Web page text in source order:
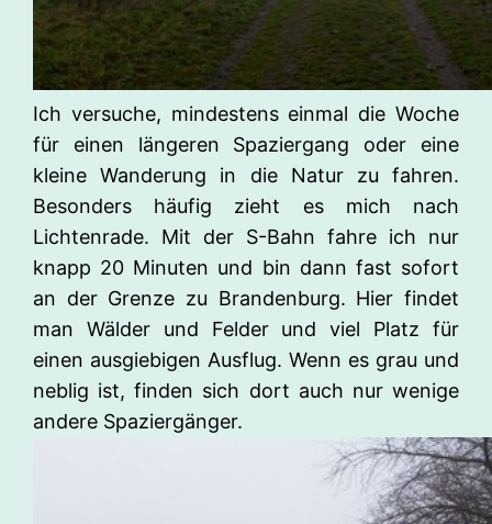
Ich versuche, mindestens einmal die Woche
für einen längeren Spaziergang oder eine
kleine Wanderung in die Natur zu fahren.
Besonders häufig zieht es mich nach
Lichtenrade. Mit der S-Bahn fahre ich nur
knapp 20 Minuten und bin dann fast sofort
an der Grenze zu Brandenburg. Hier findet
man Wälder und Felder und viel Platz für
einen ausgiebigen Ausflug. Wenn es grau und
neblig ist, finden sich dort auch nur wenige
andere Spaziergänger.